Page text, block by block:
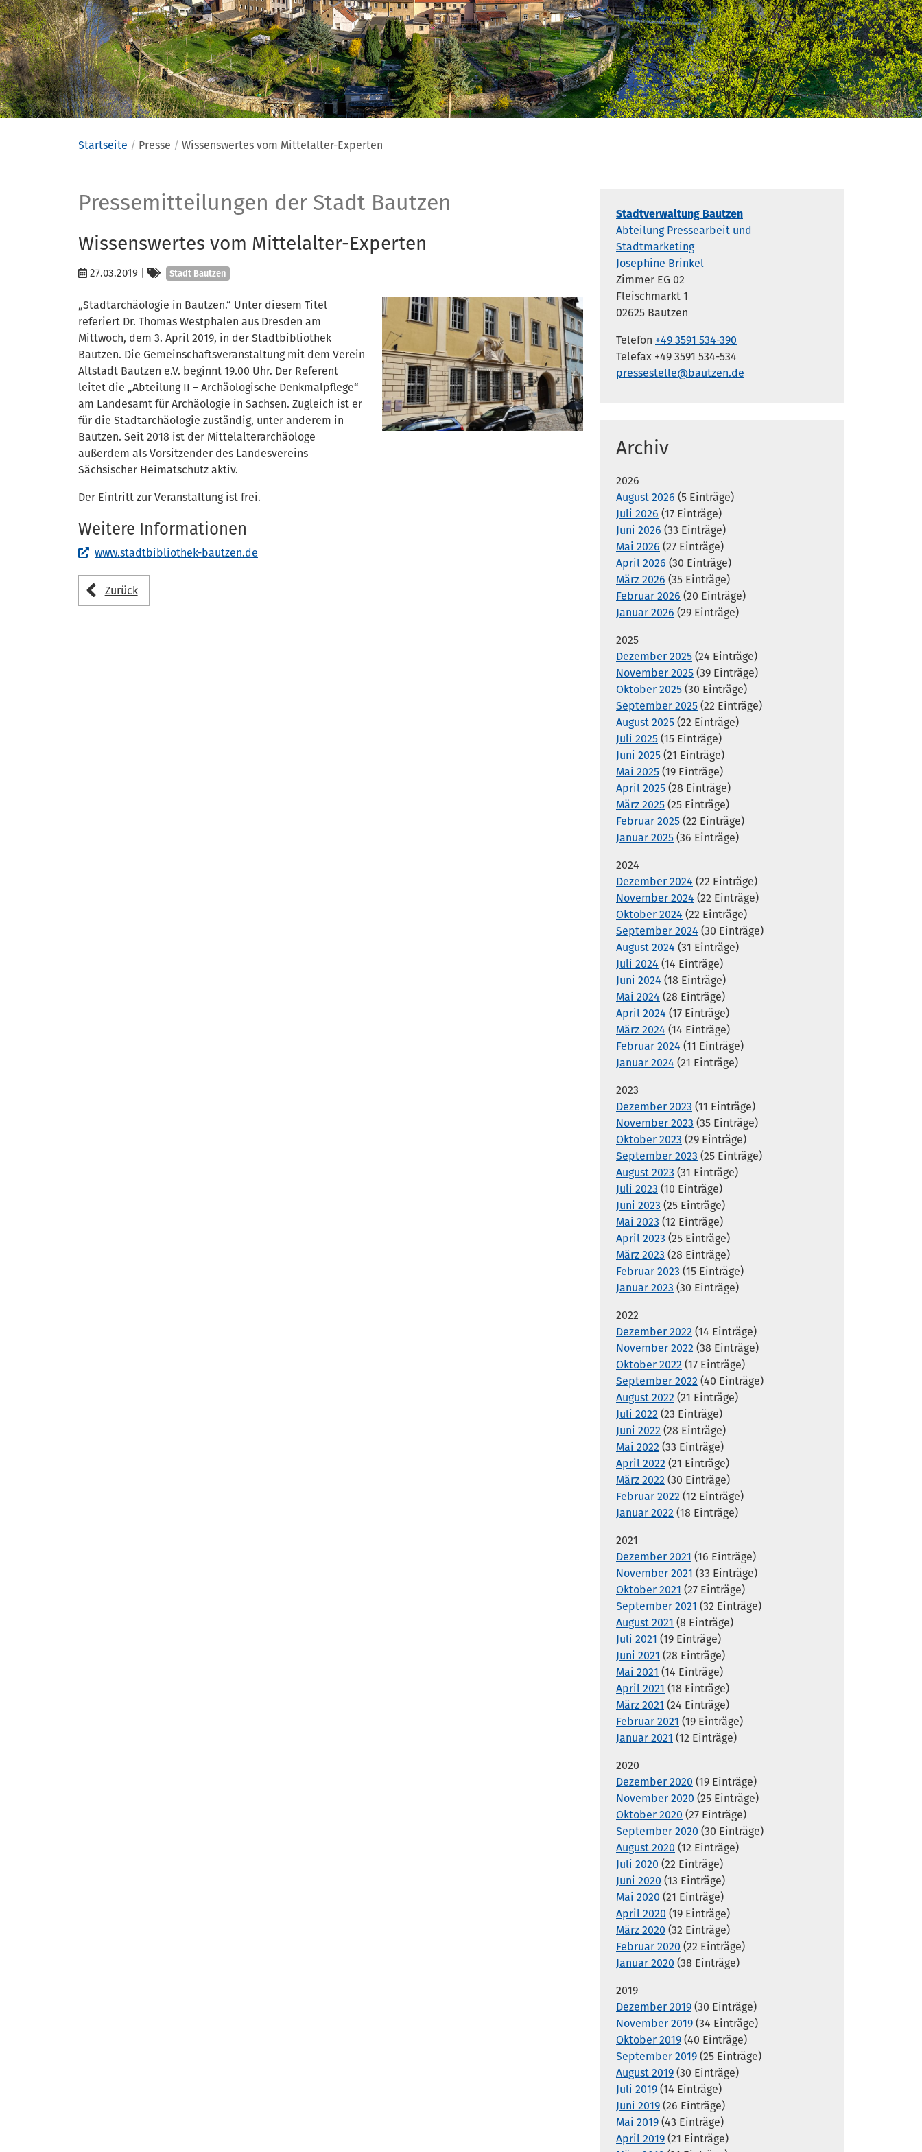
Startseite Presse Wissenswertes vom Mittelalter-Experten
Presse
Pressemitteilungen der Stadt Bautzen
Wissenswertes vom Mittelalter-Experten
27.03.2019 | Kategorien
Stadt Bautzen
„Stadtarchäologie in Bautzen.“ Unter diesem Titel
referiert Dr. Thomas Westphalen aus Dresden am
Mittwoch, dem 3. April 2019, in der Stadtbibliothek
Bautzen. Die Gemeinschaftsveranstaltung mit dem Verein
Altstadt Bautzen e.V. beginnt 19.00 Uhr. Der Referent
leitet die „Abteilung II – Archäologische Denkmalpflege“
am Landesamt für Archäologie in Sachsen. Zugleich ist er
für die Stadtarchäologie zuständig, unter anderem in
Bautzen. Seit 2018 ist der Mittelalterarchäologe
außerdem als Vorsitzender des Landesvereins
Sächsischer Heimatschutz aktiv.
Der Eintritt zur Veranstaltung ist frei.
Weitere Informationen
www.stadtbibliothek-bautzen.de
Zurück
Stadtverwaltung Bautzen
Abteilung Pressearbeit und
Stadtmarketing
Josephine Brinkel
Zimmer EG 02
Fleischmarkt 1
02625 Bautzen
Telefon +49 3591 534-390
Telefax +49 3591 534-534
pressestelle@bautzen.de
Archiv
2026
August 2026 (5 Einträge)
Juli 2026 (17 Einträge)
Juni 2026 (33 Einträge)
Mai 2026 (27 Einträge)
April 2026 (30 Einträge)
März 2026 (35 Einträge)
Februar 2026 (20 Einträge)
Januar 2026 (29 Einträge)
2025
Dezember 2025 (24 Einträge)
November 2025 (39 Einträge)
Oktober 2025 (30 Einträge)
September 2025 (22 Einträge)
August 2025 (22 Einträge)
Juli 2025 (15 Einträge)
Juni 2025 (21 Einträge)
Mai 2025 (19 Einträge)
April 2025 (28 Einträge)
März 2025 (25 Einträge)
Februar 2025 (22 Einträge)
Januar 2025 (36 Einträge)
2024
Dezember 2024 (22 Einträge)
November 2024 (22 Einträge)
Oktober 2024 (22 Einträge)
September 2024 (30 Einträge)
August 2024 (31 Einträge)
Juli 2024 (14 Einträge)
Juni 2024 (18 Einträge)
Mai 2024 (28 Einträge)
April 2024 (17 Einträge)
März 2024 (14 Einträge)
Februar 2024 (11 Einträge)
Januar 2024 (21 Einträge)
2023
Dezember 2023 (11 Einträge)
November 2023 (35 Einträge)
Oktober 2023 (29 Einträge)
September 2023 (25 Einträge)
August 2023 (31 Einträge)
Juli 2023 (10 Einträge)
Juni 2023 (25 Einträge)
Mai 2023 (12 Einträge)
April 2023 (25 Einträge)
März 2023 (28 Einträge)
Februar 2023 (15 Einträge)
Januar 2023 (30 Einträge)
2022
Dezember 2022 (14 Einträge)
November 2022 (38 Einträge)
Oktober 2022 (17 Einträge)
September 2022 (40 Einträge)
August 2022 (21 Einträge)
Juli 2022 (23 Einträge)
Juni 2022 (28 Einträge)
Mai 2022 (33 Einträge)
April 2022 (21 Einträge)
März 2022 (30 Einträge)
Februar 2022 (12 Einträge)
Januar 2022 (18 Einträge)
2021
Dezember 2021 (16 Einträge)
November 2021 (33 Einträge)
Oktober 2021 (27 Einträge)
September 2021 (32 Einträge)
August 2021 (8 Einträge)
Juli 2021 (19 Einträge)
Juni 2021 (28 Einträge)
Mai 2021 (14 Einträge)
April 2021 (18 Einträge)
März 2021 (24 Einträge)
Februar 2021 (19 Einträge)
Januar 2021 (12 Einträge)
2020
Dezember 2020 (19 Einträge)
November 2020 (25 Einträge)
Oktober 2020 (27 Einträge)
September 2020 (30 Einträge)
August 2020 (12 Einträge)
Juli 2020 (22 Einträge)
Juni 2020 (13 Einträge)
Mai 2020 (21 Einträge)
April 2020 (19 Einträge)
März 2020 (32 Einträge)
Februar 2020 (22 Einträge)
Januar 2020 (38 Einträge)
2019
Dezember 2019 (30 Einträge)
November 2019 (34 Einträge)
Oktober 2019 (40 Einträge)
September 2019 (25 Einträge)
August 2019 (30 Einträge)
Juli 2019 (14 Einträge)
Juni 2019 (26 Einträge)
Mai 2019 (43 Einträge)
April 2019 (21 Einträge)